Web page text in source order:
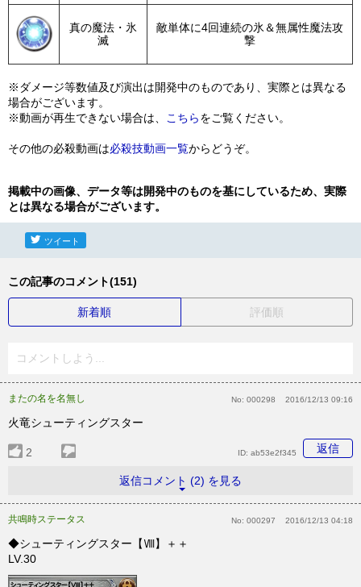
真の魔法・氷
滅
敵単体に4回連続の氷＆無属性魔法攻
撃
※ダメージ等数値及び演出は開発中のものであり、実際とは異なる
場合がございます。
※動画が再生できない場合は、
こちらをご覧ください。
その他の必殺動画は必殺技動画一覧からどうぞ。
掲載中の画像、データ等は開発中のものを基にしているため、実際
とは異なる場合がございます。
ツイート
この記事のコメント(151)
新着順 評価順
コメントしよう...
またの名を名無し No: 000298 2016/12/13 09:16
火竜シューティングスター
2 返信
ID: ab53e2f345
返信コメント (2) を見る
共鳴時ステータス No: 000297 2016/12/13 04:18
◆シューティングスター【Ⅷ】＋＋
LV.30